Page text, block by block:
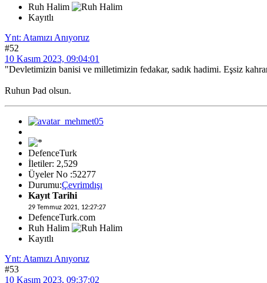
Ruh Halim
Kayıtlı
Ynt: Atamızı Anıyoruz
#52
10 Kasım 2023, 09:04:01
"Devletimizin banisi ve milletimizin fedakar, sadık hadimi. Eşsiz
Ruhun Þad olsun.
DefenceTurk
İletiler: 2,529
Üyeler No :52277
Durumu:Çevrimdışı
Kayıt Tarihi
29 Temmuz 2021, 12:27:27
DefenceTurk.com
Ruh Halim
Kayıtlı
Ynt: Atamızı Anıyoruz
#53
10 Kasım 2023, 09:37:02